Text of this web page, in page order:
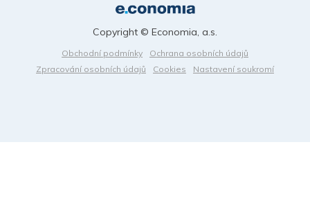
Obchodní podmínky
Ochrana osobních údajů
Zpracování osobních údajů
Cookies Nastavení soukromí
Copyright © Economia, a.s.